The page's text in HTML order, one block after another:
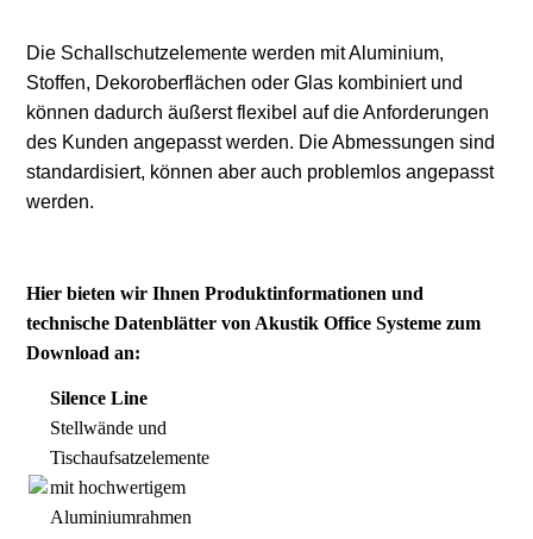
Die Schallschutzelemente werden mit Aluminium,
Stoffen, Dekoroberflächen oder Glas kombiniert und
können dadurch äußerst flexibel auf die Anforderungen
des Kunden angepasst werden. Die Abmessungen sind
standardisiert, können aber auch problemlos angepasst
werden.
Hier bieten wir Ihnen Produktinformationen und
technische Datenblätter von Akustik Office Systeme zum
Download an:
Silence Line
Stellwände und
Tischaufsatzelemente
mit hochwertigem
Aluminiumrahmen